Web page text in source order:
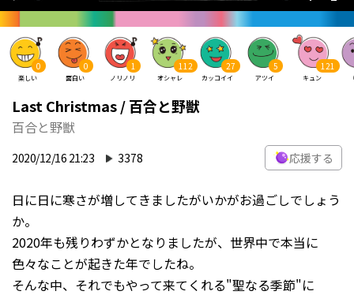
0
楽しい
0
面白い
1
ノリノリ
112
オシャレ
27
カッコイイ
5
アツイ
121
キュン
Last Christmas / 百合と野獣
百合と野獣
2020/12/16 21:23 3378 応援する
日に日に寒さが増してきましたがいかがお過ごしでしょう
か。
2020年も残りわずかとなりましたが、世界中で本当に
色々なことが起きた年でしたね。
そんな中、それでもやって来てくれる"聖なる季節"に